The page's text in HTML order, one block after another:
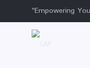
"Empowering